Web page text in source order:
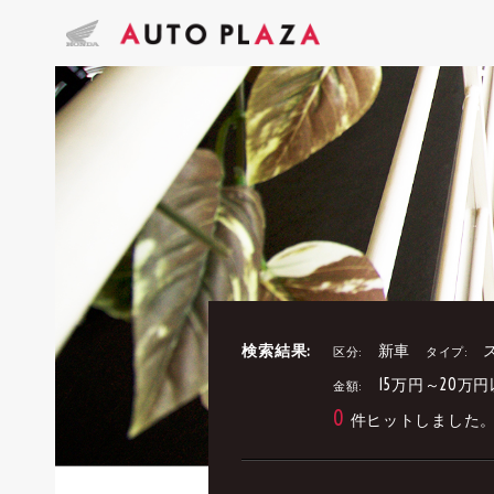
検索結果: 区分: 新車 タイプ:
金額: 15万円～20万
0 件ヒットしました。